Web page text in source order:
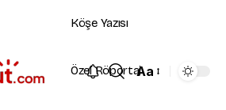
Köşe Yazısı
Özel RöportajAa